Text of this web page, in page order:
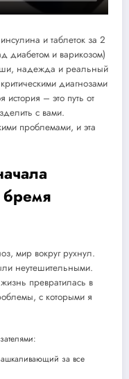
и таблеток за 2
диабетом и варикозом)
надежда и реальный
диагнозами
– это путь от
с вами.
проблемами, и эта
мир вокруг рухнул.
неутешительными.
превратилась в
с которыми я
за все